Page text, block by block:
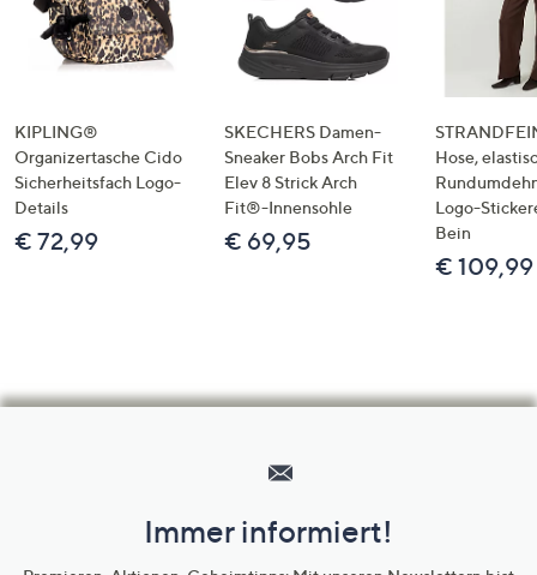
KIPLING®
Organizertasche Cido
Sicherheitsfach Logo-
Details
€ 72,99
SKECHERS Damen-
Sneaker Bobs Arch Fit
Elev 8 Strick Arch
Fit®-Innensohle
€ 69,95
Hose,
Logo-
Bein
€ 109,99
Unternehmensinformationen
Immer informiert!